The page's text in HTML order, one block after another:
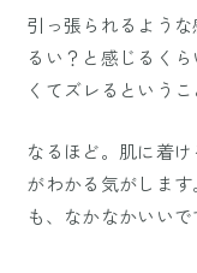
引っ張られるよう
るい？と感じるく
くてズレるという
なるほど。肌に着
がわかる気がしま
も、なかなかいいで